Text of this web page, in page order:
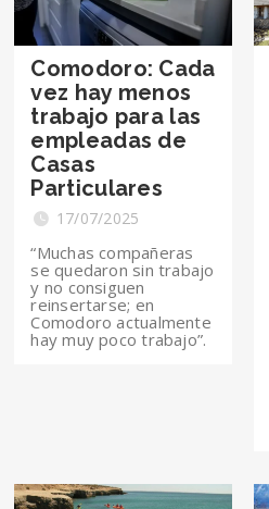
Comodoro: Cada
vez hay menos
trabajo para las
empleadas de
Casas
Particulares
17/07/2025
“Muchas compañeras
se quedaron sin trabajo
y no consiguen
reinsertarse; en
Comodoro actualmente
hay muy poco trabajo”.